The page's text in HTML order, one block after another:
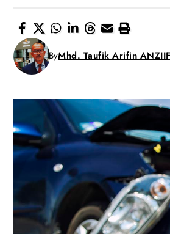
ByMhd. Taufik Arifin